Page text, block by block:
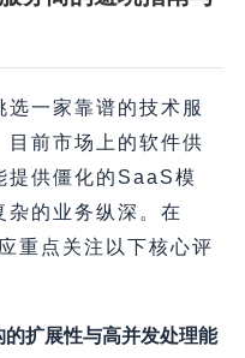
一家靠谱的技术服
目前市场上的软件供
提供僵化的SaaS模
杂的业务纵深。在
重点关注以下核心评
扩展性与高并发处理能